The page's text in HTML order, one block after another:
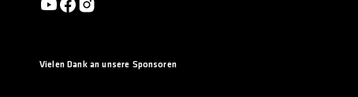
Vielen Dank an unsere Sponsoren